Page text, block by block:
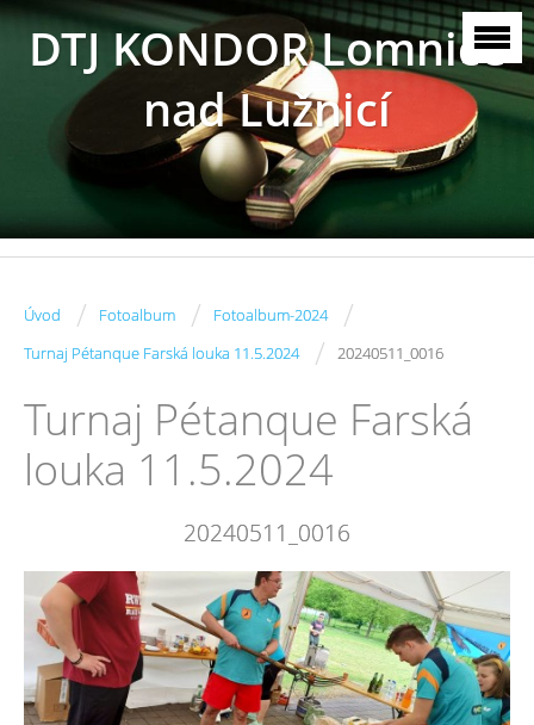
DTJ KONDOR Lomnice
nad Lužnicí
Úvod / Fotoalbum / Fotoalbum-2024 /
Turnaj Pétanque Farská louka 11.5.2024 / 20240511_0016
Turnaj Pétanque Farská
louka 11.5.2024
20240511_0016